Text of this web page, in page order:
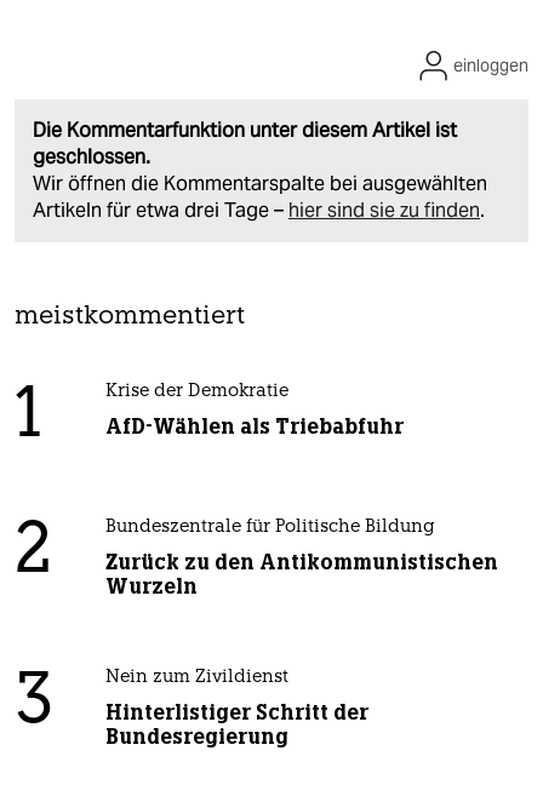
Die Kommentarfunktion unter diesem Artikel ist
geschlossen.
Wir öffnen die Kommentarspalte bei ausgewählten
Artikeln für etwa drei Tage – hier sind sie zu finden.
einloggen
meistkommentiert
1 Krise der Demokratie
AfD-Wählen als Triebabfuhr
2 Bundeszentrale für Politische Bildung
Zurück zu den Antikommunistischen
Wurzeln
3 Nein zum Zivildienst
Hinterlistiger Schritt der
Bundesregierung